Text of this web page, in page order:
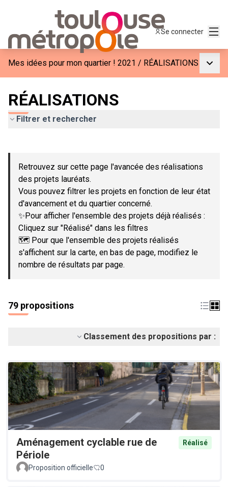
Se connecter
Mes idées pour mon quartier ! 2021 / RÉALISATIONS
RÉALISATIONS
Filtrer et rechercher
−
Retrouvez sur cette page l'avancée des réalisations
des projets lauréats.
Vous pouvez filtrer les projets en fonction de leur état
d'avancement et du quartier concerné.
✨Pour afficher l'ensemble des projets déjà réalisés :
Cliquez sur "Réalisé" dans les filtres
🗺️ Pour que l'ensemble des projets réalisés
s'affichent sur la carte, en bas de page, modifiez le
nombre de résultats par page.
79 propositions
Classement des propositions par :
Aménagement cyclable rue de
Périole
Réalisé
Proposition officielle 0